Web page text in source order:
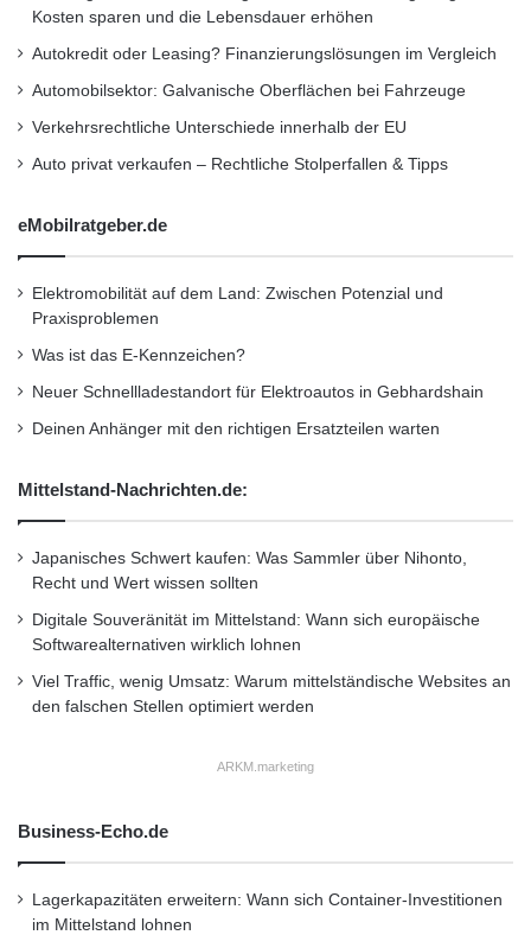
werden. Denn mit Schneeresten sowie nassen
Schuhen oder Kleidung kann im Winter
Feuchtigkeit ins Auto gelangt sein, die für
beschlagene Scheiben oder sogar Schimmel
sorgen kann. Fahrzeugbesitzer sollten
reiben, so dass die Nässe aus dem Innenraum
weicht. Eventuell muss auch der
Innenraumfilter ausgetauscht werden.
„Regelmäßige Pflege, zu der auch eine
gründliche Frühjahrsreinigung gehört, stellt für
Autobesitzer die beste Möglichkeit dar, ihren
Wagen vor Abnutzung durch Wind und Wetter
zu schützen“, erläutert Imke Vannahme,
Privat der Generali Versicherungen. Ergänzt
werden sollte der Autoschutz durch eine
leistungsstarke Kfz-Versicherung wie sie etwa
die Generali Versicherungen bieten, um den
Unfällen abzusichern.
Quelle: ots.
Kosten sparen und die Lebensdauer erhöhen
Autokredit oder Leasing? Finanzierungslösungen im Vergleich
Automobilsektor: Galvanische Oberflächen bei Fahrzeuge
Verkehrsrechtliche Unterschiede innerhalb der EU
Auto privat verkaufen – Rechtliche Stolperfallen & Tipps
eMobilratgeber.de
Elektromobilität auf dem Land: Zwischen Potenzial und
Praxisproblemen
Was ist das E-Kennzeichen?
Neuer Schnellladestandort für Elektroautos in Gebhardshain
Deinen Anhänger mit den richtigen Ersatzteilen warten
Mittelstand-Nachrichten.de:
Japanisches Schwert kaufen: Was Sammler über Nihonto,
Recht und Wert wissen sollten
Digitale Souveränität im Mittelstand: Wann sich europäische
Softwarealternativen wirklich lohnen
Viel Traffic, wenig Umsatz: Warum mittelständische Websites an
den falschen Stellen optimiert werden
ARKM.marketing
Business-Echo.de
Lagerkapazitäten erweitern: Wann sich Container-Investitionen
im Mittelstand lohnen